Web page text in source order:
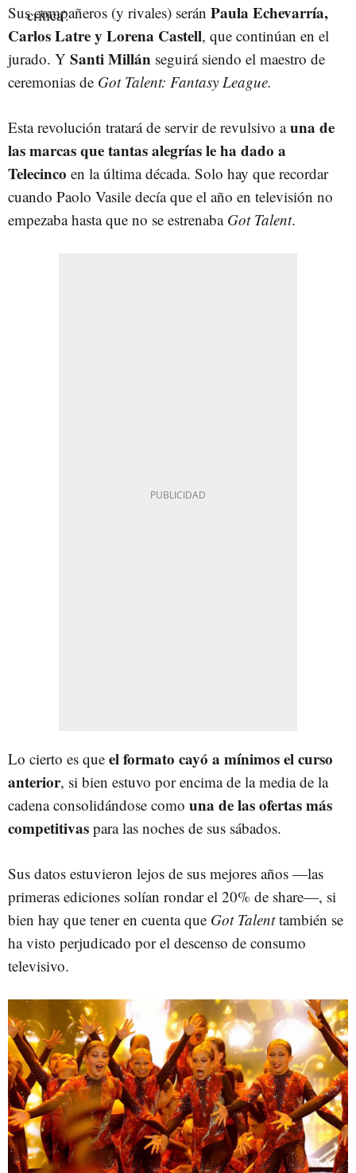
Sus compañeros (y rivales) serán Paula Echevarría,
Carlos Latre y Lorena Castell, que continúan en el
jurado. Y Santi Millán seguirá siendo el maestro de
ceremonias de Got Talent: Fantasy League.
Esta revolución tratará de servir de revulsivo auna de
las marcas que tantas alegrías le ha dado a
Telecinco en la última década. Solo hay que recordar
cuando Paolo Vasile decía que el año en televisión no
empezaba hasta que no se estrenabaGot Talent.
Lo cierto es que el formato cayó a mínimos el curso
anterior, si bien estuvo por encima de la media de la
cadena consolidándose como una de las ofertas más
competitivas para las noches de sus sábados.
Sus datos estuvieron lejos de sus mejores años —las
primeras ediciones solían rondar el 20% de share—, si
bien hay que tener en cuenta que Got Talenttambién se
ha visto perjudicado por el descenso de consumo
televisivo.